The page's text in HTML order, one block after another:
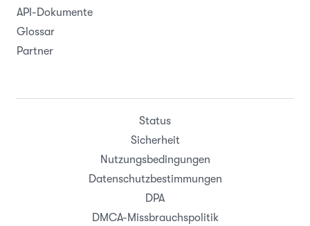
API-Dokumente
Glossar
Partner
Status
Sicherheit
Nutzungsbedingungen
Datenschutzbestimmungen
DPA
DMCA-Missbrauchspolitik